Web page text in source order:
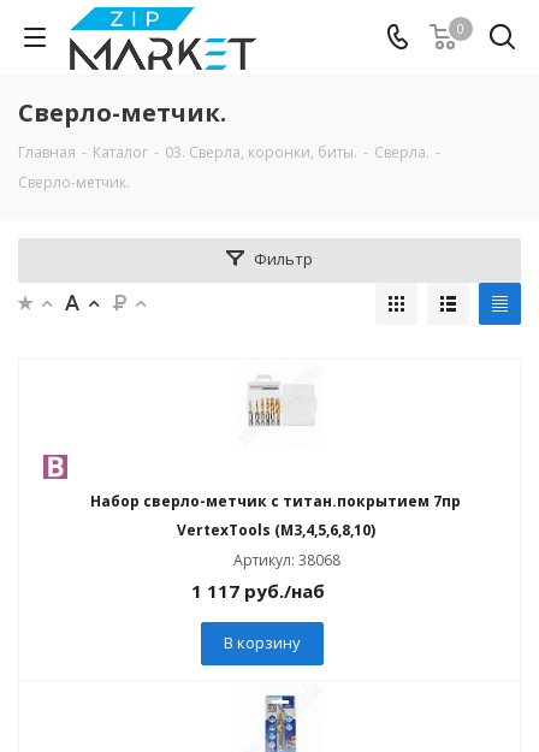
0
Сверло-метчик.
Главная - Каталог - 03. Сверла, коронки, биты. - Сверла. -
Сверло-метчик.
Фильтр
Набор сверло-метчик с титан.покрытием 7пр
VertexTools (М3,4,5,6,8,10)
Артикул: 38068
1 117руб./наб
В корзину